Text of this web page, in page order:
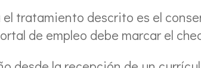
el tratamiento descrito es el
de empleo debe marcar el